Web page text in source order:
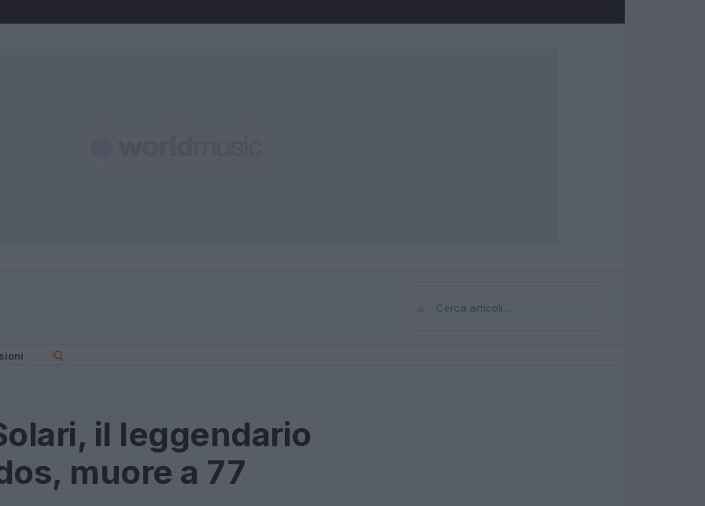
⌕Cerca
il leggendario
muore a 77